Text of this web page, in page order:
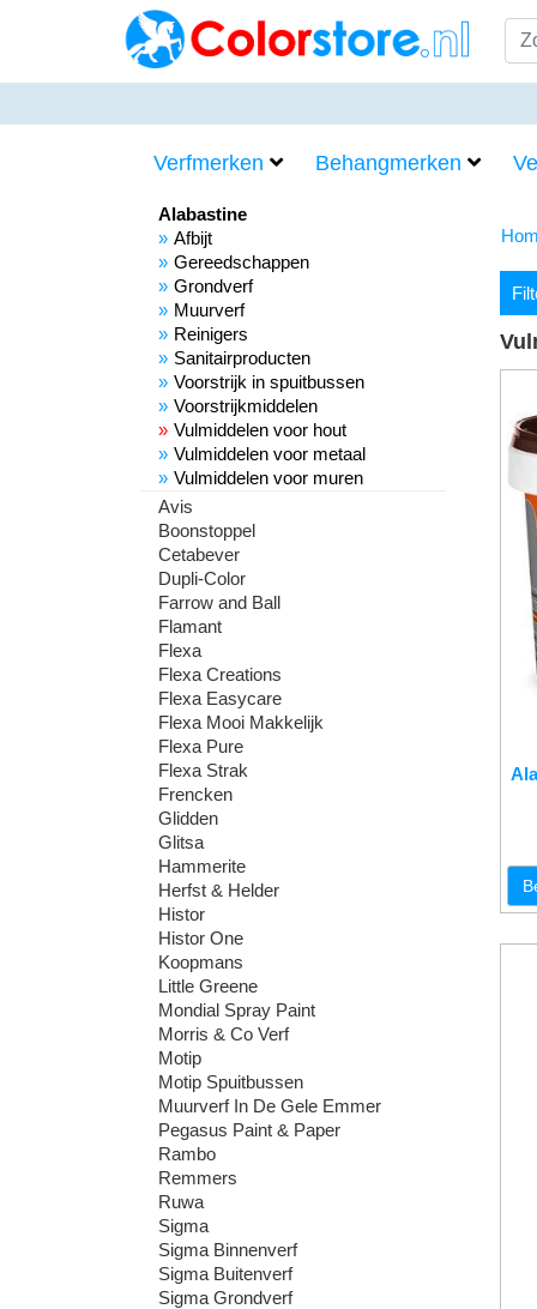
Verfmerken Behangmerken
Alabastine
Afbijt
Gereedschappen
Grondverf
Muurverf
Reinigers
Sanitairproducten
Voorstrijk in spuitbussen
Voorstrijkmiddelen
Vulmiddelen voor hout
Vulmiddelen voor metaal
Vulmiddelen voor muren
Avis
Boonstoppel
Cetabever
Dupli-Color
Farrow and Ball
Flamant
Flexa
Flexa Creations
Flexa Easycare
Flexa Mooi Makkelijk
Flexa Pure
Flexa Strak
Frencken
Glidden
Glitsa
Hammerite
Herfst & Helder
Histor
Histor One
Koopmans
Little Greene
Mondial Spray Paint
Morris & Co Verf
Motip
Motip Spuitbussen
Muurverf In De Gele Emmer
Pegasus Paint & Paper
Rambo
Remmers
Ruwa
Sigma
Sigma Binnenverf
Sigma Buitenverf
Sigma Grondverf